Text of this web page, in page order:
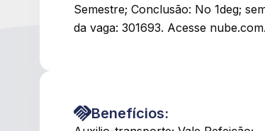
Semestre; Conclusão: No 1deg;
da vaga: 301693. Acesse
Benefícios: